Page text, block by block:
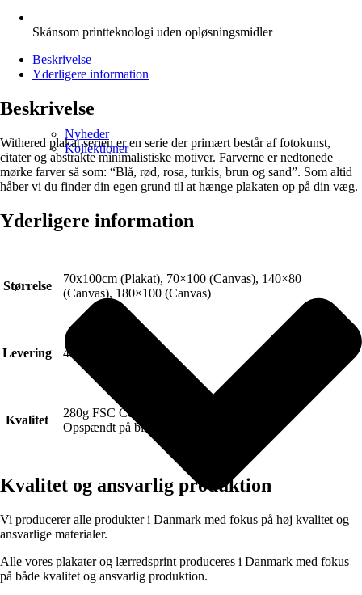
Nyheder
Kollektioner
Skånsom printteknologi uden opløsningsmidler
Beskrivelse
Yderligere information
Beskrivelse
Withered plakat serien er en serie der primært består af fotokunst,
citater og abstrakte minimalistiske motiver. Farverne er nedtonede
mørke farver så som: “Blå, rød, rosa, turkis, brun og sand”. Som altid
håber vi du finder din egen grund til at hænge plakaten op på din væg.
Yderligere information
Størrelse
70x100cm (Plakat), 70×100 (Canvas), 140×80
(Canvas), 180×100 (Canvas)
Levering 4-6 hverdage.
Kvalitet
280g FSC Certificeret Art canvas (Lærred).
Opspændt på blindramme.
Kvalitet og ansvarlig produktion
Vi producerer alle produkter i Danmark med fokus på høj kvalitet og
ansvarlige materialer.
Alle vores plakater og lærredsprint produceres i Danmark med fokus
på både kvalitet og ansvarlig produktion.